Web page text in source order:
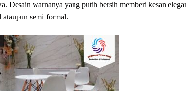
Desain warnanya yang putih bersih memberi kesan
ataupun semi-formal.